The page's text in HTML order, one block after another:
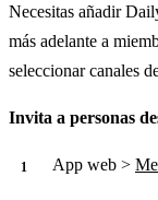
Necesitas añadir
más adelante a
seleccionar canales
Invita a personas
App web >